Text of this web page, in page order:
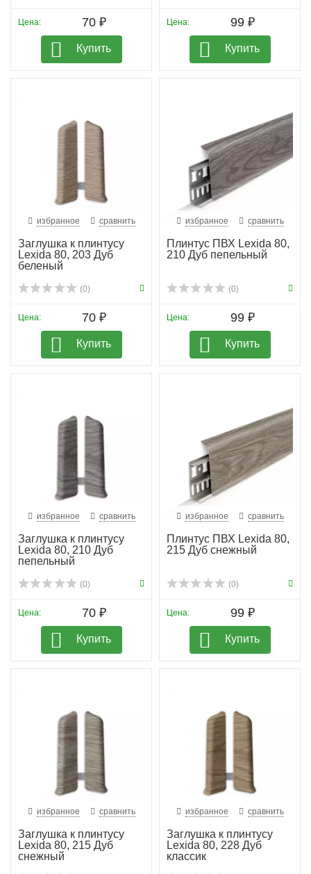
Цена: 70 ₽
Купить
Цена: 99 ₽
Купить
избранное сравнить
Заглушка к плинтусу
Lexida 80, 203 Дуб
беленый
(0)
Цена: 70 ₽
Купить
избранное сравнить
Плинтус ПВХ Lexida 80,
210 Дуб пепельный
(0)
Цена: 99 ₽
Купить
избранное сравнить
Заглушка к плинтусу
Lexida 80, 210 Дуб
пепельный
(0)
Цена: 70 ₽
Купить
избранное сравнить
Плинтус ПВХ Lexida 80,
215 Дуб снежный
(0)
Цена: 99 ₽
Купить
избранное сравнить
Заглушка к плинтусу
Lexida 80, 215 Дуб
снежный
избранное сравнить
Заглушка к плинтусу
Lexida 80, 228 Дуб
классик